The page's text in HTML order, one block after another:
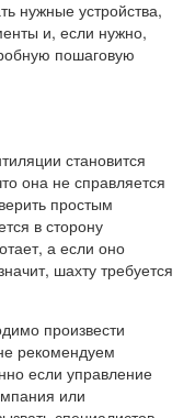
нужные устройства,
и, если нужно,
пошаговую
становится
она не справляется
простым
в сторону
а если оно
шахту требуется
произвести
рекомендуем
если управление
или